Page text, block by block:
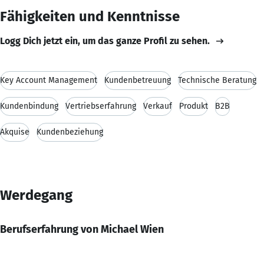
Fähigkeiten und Kenntnisse
Logg Dich jetzt ein, um das ganze Profil zu sehen.
Key Account Management Kundenbetreuung Technische Beratung
Kundenbindung Vertriebserfahrung Verkauf Produkt B2B
Akquise Kundenbeziehung
Werdegang
Berufserfahrung von Michael Wien